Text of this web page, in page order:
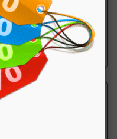
di stress ...